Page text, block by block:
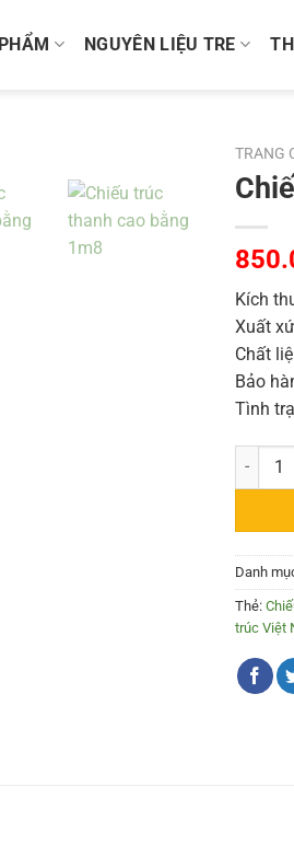
NGUYÊN LIỆU TRE
TRANG
Kích
Xuất
Chất
Bảo
Tình
Chiếu
Danh
Thẻ:
trúc Việt